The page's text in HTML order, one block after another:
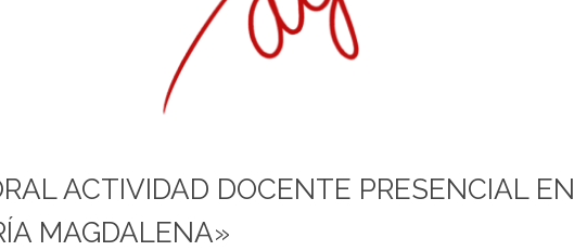
ACTIVIDAD DOCENTE PRESENCIAL EN
MAGDALENA»